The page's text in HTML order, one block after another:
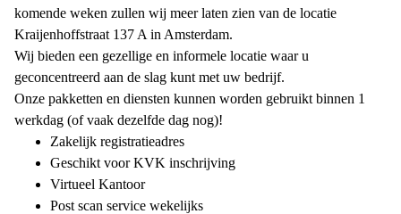
komende weken zullen wij meer laten zien van de locatie
Kraijenhoffstraat 137 A in Amsterdam.
Wij bieden een gezellige en informele locatie waar u
geconcentreerd aan de slag kunt met uw bedrijf.
Onze pakketten en diensten kunnen worden gebruikt binnen 1
werkdag (of vaak dezelfde dag nog)!
Zakelijk registratieadres
Geschikt voor KVK inschrijving
Virtueel Kantoor
Post scan service wekelijks